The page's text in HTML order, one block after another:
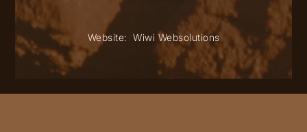
Website: Wiwi Websolutions